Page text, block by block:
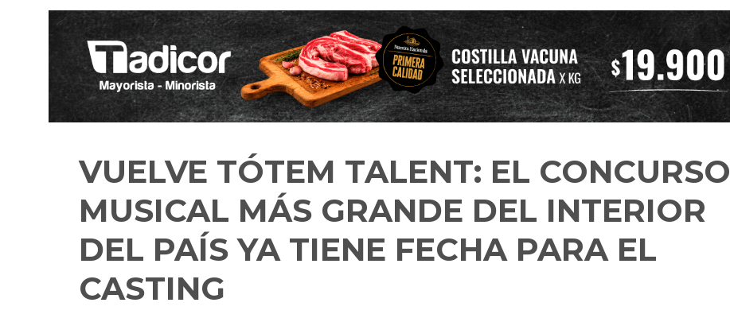
VUELVE TÓTEM TALENT: EL CONCURSO
MUSICAL MÁS GRANDE DEL INTERIOR
DEL PAÍS YA TIENE FECHA PARA EL
CASTING